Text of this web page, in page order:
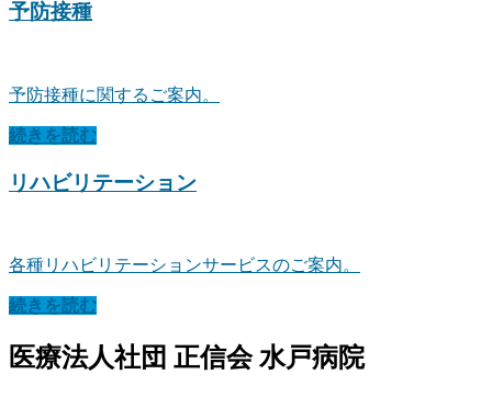
予防接種
予防接種に関するご案内。
続きを読む
リハビリテーション
各種リハビリテーションサービスのご案内。
続きを読む
医療法人社団 正信会 水戸病院